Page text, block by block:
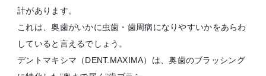
計があります。
これは、奥歯がいかに虫歯・歯周病になりやすいかをあらわ
していると言えるでしょう。
デントマキシマ（DENT.MAXIMA）は、奥歯のブラッシング